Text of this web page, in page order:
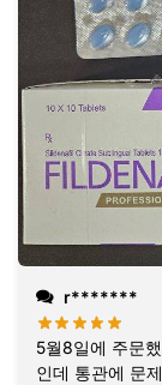
r*******
5월8일에 주문
인데 통관에 문